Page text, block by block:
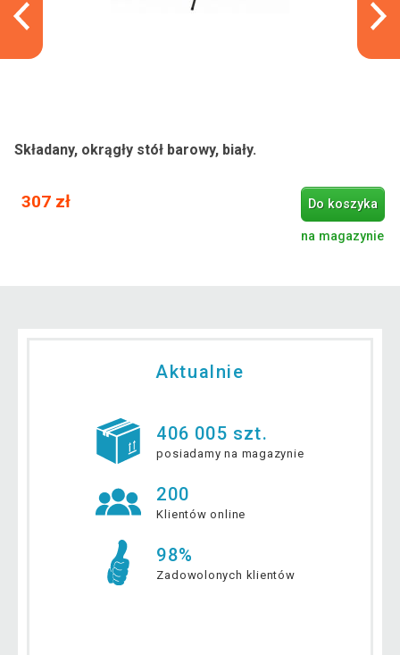
Składany, okrągły stół barowy, biały.
307 zł Do koszyka
na magazynie
Aktualnie
406 005 szt.
posiadamy na magazynie
200
Klientów online
98%
Zadowolonych klientów